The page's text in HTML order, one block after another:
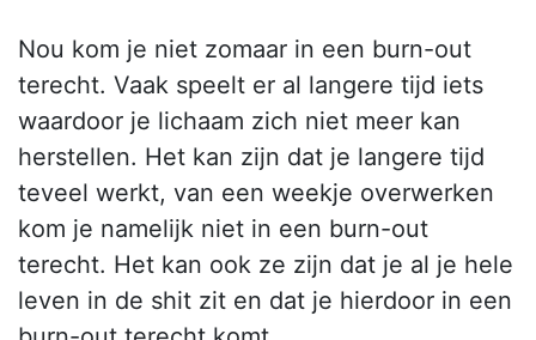
Nou kom je niet zomaar in een burn-out
terecht. Vaak speelt er al langere tijd iets
waardoor je lichaam zich niet meer kan
herstellen. Het kan zijn dat je langere tijd
teveel werkt, van een weekje overwerken
kom je namelijk niet in een burn-out
terecht. Het kan ook ze zijn dat je al je hele
leven in de shit zit en dat je hierdoor in een